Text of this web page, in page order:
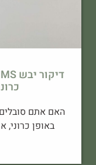
האם אתם
באופן